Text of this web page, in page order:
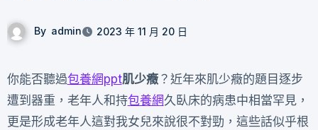
By admin 2023 年 11 月 20 日
你能否聽過包養網ppt肌少癥？近年來肌少癥的題目逐步
遭到器重，老年人和持包養網久臥床的病患中相當罕見，
更是形成老年人這對我女兒來說很不對勁，這些話似乎根